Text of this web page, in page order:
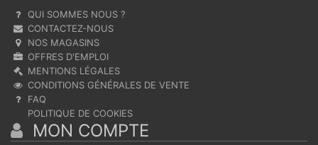
QUI SOMMES NOUS ?
CONTACTEZ-NOUS
NOS MAGASINS
OFFRES D'EMPLOI
MENTIONS LÉGALES
CONDITIONS GÉNÉRALES DE VENTE
FAQ
POLITIQUE DE COOKIES
MON COMPTE